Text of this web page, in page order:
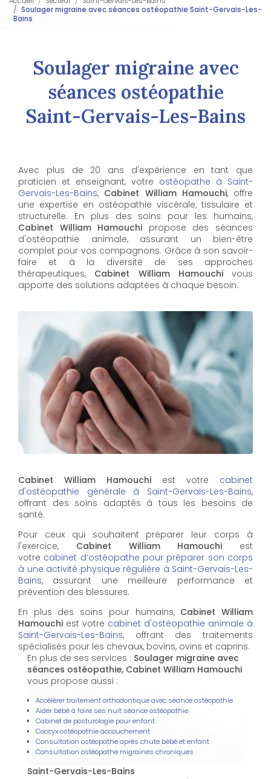
Soulager migraine avec séances ostéopathie Saint-Gervais-Les-
Bains
Soulager migraine avec
séances ostéopathie
Saint-Gervais-Les-Bains
Avec plus de 20 ans d'expérience en tant que
praticien et enseignant, votre ostéopathe à Saint-
Gervais-Les-Bains, Cabinet William Hamouchi, offre
une expertise en ostéopathie viscérale, tissulaire et
structurelle. En plus des soins pour les humains,
Cabinet William Hamouchi propose des séances
d'ostéopathie animale, assurant un bien-être
complet pour vos compagnons. Grâce à son savoir-
faire et à la diversité de ses approches
thérapeutiques, Cabinet William Hamouchivous
apporte des solutions adaptées à chaque besoin.
Cabinet William Hamouchi est votre cabinet
d'ostéopathie générale à Saint-Gervais-Les-Bains,
offrant des soins adaptés à tous les besoins de
santé.
Pour ceux qui souhaitent préparer leur corps à
l'exercice, Cabinet William Hamouchi est
votre cabinet d’ostéopathe pour préparer son corps
à une activité physique régulière à Saint-Gervais-Les-
Bains, assurant une meilleure performance et
prévention des blessures.
En plus des soins pour humains, Cabinet William
Hamouchi est votre cabinet d'ostéopathie animale à
Saint-Gervais-Les-Bains, offrant des traitements
spécialisés pour les chevaux, bovins, ovins et caprins.
En plus de ses services : Soulager migraine avec
séances ostéopathie, Cabinet William Hamouchi
vous propose aussi :
Accélérer traitement orthodontique avec séance ostéopathie
Aider bébé à faire ses nuit séance ostéopathie
Cabinet de posturologie pour enfant
Coccyx ostéopathie accouchement
Consultation ostéopathe après chute bébé et enfant
Consultation ostéopathe migraines chroniques
Saint-Gervais-Les-Bains